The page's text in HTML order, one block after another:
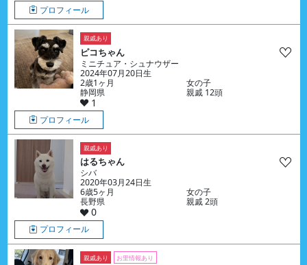
プロフィール
親戚あり
ピコちゃん
ミニチュア・シュナウザー
2024年07月20日生
2歳1ヶ月
女の子
静岡県
親戚 12頭
1
プロフィール
親戚あり
はるちゃん
シバ
2020年03月24日生
6歳5ヶ月
女の子
長野県
親戚 2頭
0
プロフィール
親戚あり お里情報あり